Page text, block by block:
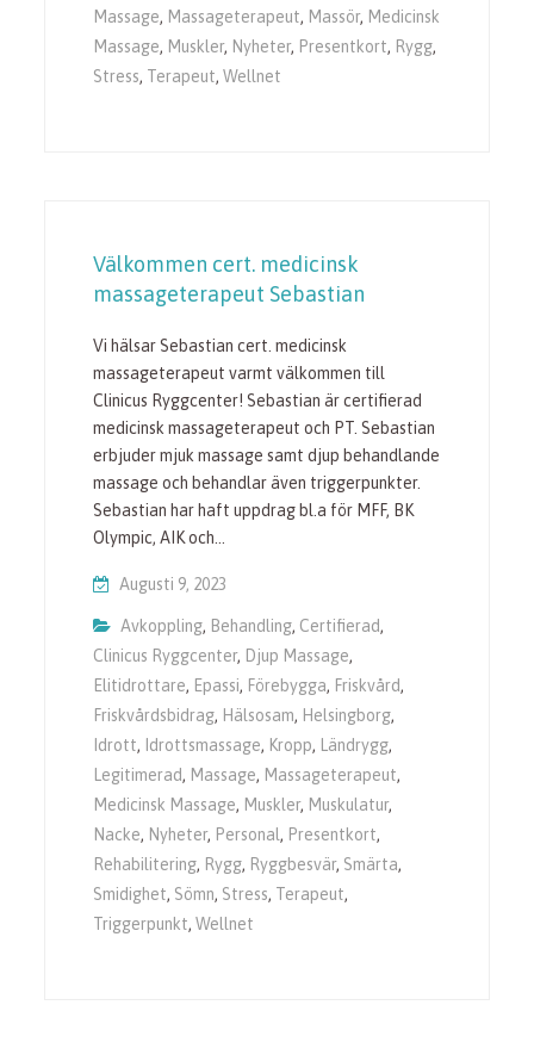
Massage, Massageterapeut, Massör, Medicinsk
Massage, Muskler, Nyheter, Presentkort, Rygg,
Stress, Terapeut,Wellnet
Välkommen cert. medicinsk
massageterapeut Sebastian
Vi hälsar Sebastian cert. medicinsk
massageterapeut varmt välkommen till
Clinicus Ryggcenter! Sebastian är certifierad
medicinsk massageterapeut och PT. Sebastian
erbjuder mjuk massage samt djup behandlande
massage och behandlar även triggerpunkter.
Sebastian har haft uppdrag bl.a för MFF, BK
Olympic, AIK och…
Augusti 9, 2023
Avkoppling, Behandling, Certifierad,
Clinicus Ryggcenter, Djup Massage,
Elitidrottare, Epassi, Förebygga, Friskvård,
Friskvårdsbidrag, Hälsosam, Helsingborg,
Idrott, Idrottsmassage, Kropp, Ländrygg,
Legitimerad, Massage, Massageterapeut,
Medicinsk Massage, Muskler, Muskulatur,
Nacke, Nyheter, Personal , Presentkort,
Rehabilitering, Rygg, Ryggbesvär, Smärta,
Smidighet, Sömn, Stress, Terapeut,
Triggerpunkt,Wellnet